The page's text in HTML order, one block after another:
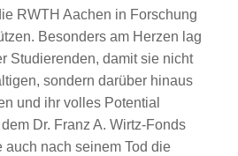
RWTH Aachen in Forschung
Besonders am Herzen lag
Studierenden, damit sie nicht
sondern darüber hinaus
und ihr volles Potential
Dr. Franz A. Wirtz-Fonds
auch nach seinem Tod die